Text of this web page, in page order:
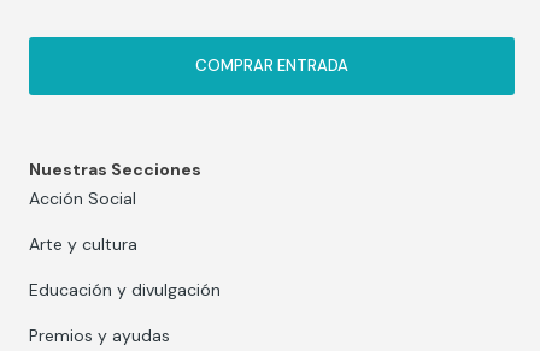
COMPRAR ENTRADA
Nuestras Secciones
Acción Social
Arte y cultura
Educación y divulgación
Premios y ayudas